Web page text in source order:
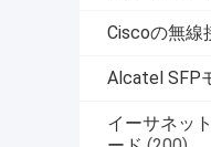
Ciscoの無線
Alcatel SFP
イーサネッ